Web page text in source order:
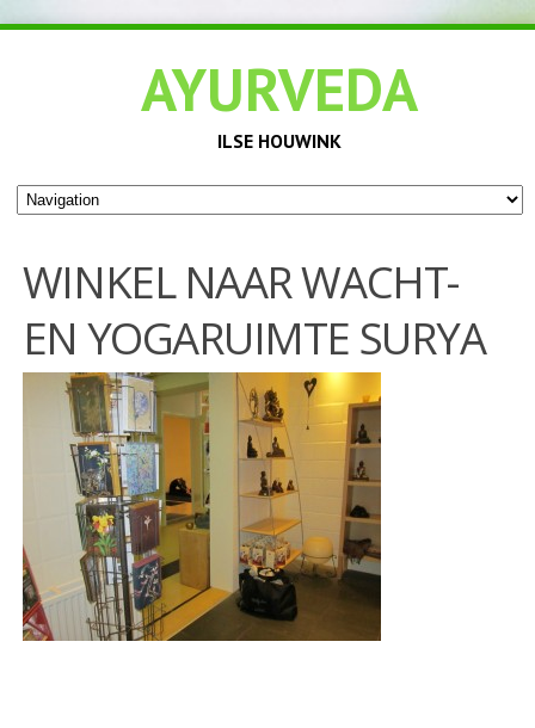
AYURVEDA
ILSE HOUWINK
WINKEL NAAR WACHT-
EN YOGARUIMTE SURYA